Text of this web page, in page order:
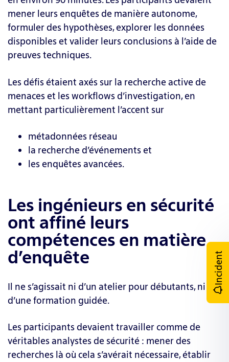
mener leurs enquêtes de manière autonome,
formuler des hypothèses, explorer les données
disponibles et valider leurs conclusions à l’aide de
preuves techniques.
Les défis étaient axés sur la recherche active de
menaces et les workflows d’investigation, en
mettant particulièrement l’accent sur
métadonnées réseau
la recherche d’événements et
les enquêtes avancées.
Les ingénieurs en sécurité
ont affiné leurs
compétences en matière
d’enquête
Il ne s’agissait ni d’un atelier pour débutants, ni
d’une formation guidée.
Les participants devaient travailler comme de
véritables analystes de sécurité : mener des
recherches là où cela s’avérait nécessaire, établir
Incident